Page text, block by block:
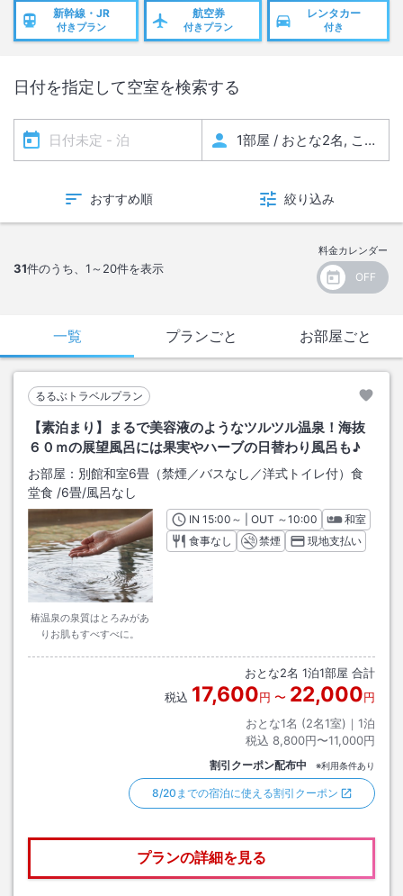
新幹線・JR
付きプラン
航空券
付きプラン
レンタカー
付き
日付を指定して空室を検索する
おすすめ順 絞り込み
31件のうち、 1～20件を表示
料金カレンダー
一覧 プランごと お部屋ごと
るるぶトラベルプラン
【素泊まり】まるで美容液のようなツルツル温泉！海抜
６０ｍの展望風呂には果実やハーブの日替わり風呂も♪
お部屋： 別館和室6畳（禁煙／バスなし／洋式トイレ付）食
堂食 /6畳/風呂なし
椿温泉の泉質はとろみがあ
りお肌もすべすべに。
INチェックイン
15:00 ～ | OUT チェックアウト
～10:00
和室
食事なし
禁煙 現地支払い
おとな2名 1泊1部屋 合計
税込 17,600円 〜 22,000円
おとな1名 (2名1室)｜ 1泊
税込 8,800円〜11,000円
割引クーポン配布中 ※利用条件あり
8/20までの宿泊に使える割引クーポン
プランの詳細を見る